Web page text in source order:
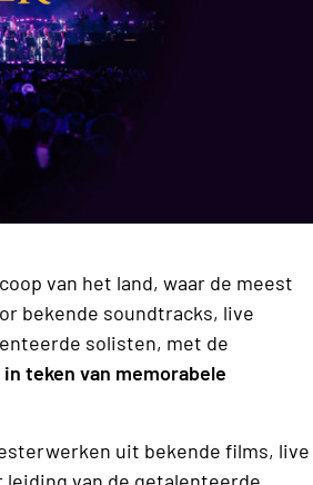
van het land, waar de meest
bekende soundtracks, live
solisten, met de
teken van memorabele
uit bekende films, live